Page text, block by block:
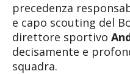
precedenza
e capo scouting del
direttore sportivo
decisamente e
squadra.